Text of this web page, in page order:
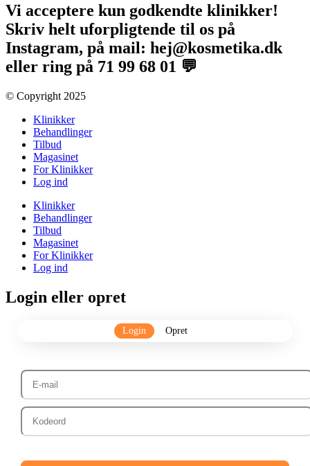
Vi acceptere kun godkendte klinikker!
Skriv helt uforpligtende til os på
Instagram, på mail: hej@kosmetika.dk
eller ring på 71 99 68 01 💬
© Copyright 2025​
Klinikker
Behandlinger
Tilbud
Magasinet
For Klinikker
Log ind
Klinikker
Behandlinger
Tilbud
Magasinet
For Klinikker
Log ind
Login eller opret
Login Opret